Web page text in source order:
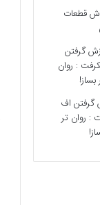
قطعات
گرفتن
: روان
گرفتن اف
: روان تر